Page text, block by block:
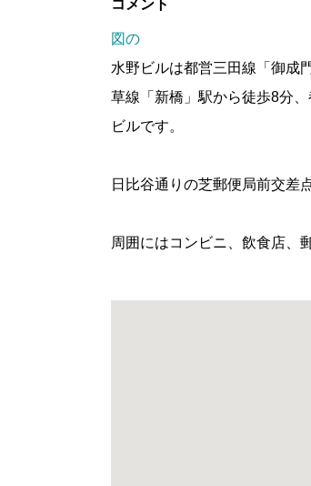
コメント
図の
水野ビルは都営三田線「御成
草線「新橋」駅から徒歩8分
ビルです。
日比谷通りの芝郵便局前交差
周囲にはコンビニ、飲食店、